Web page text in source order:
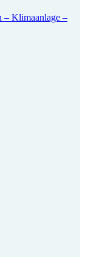
Klimaanlage –